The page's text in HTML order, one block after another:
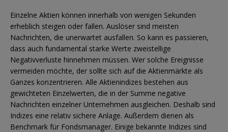
Einzelne Aktien können innerhalb von wenigen Sekunden
erheblich steigen oder fallen. Auslöser sind meisten
Nachrichten, die unerwartet ausfallen. So kann es passieren,
dass auch fundamental starke Werte zweistellige
Negativverluste hinnehmen müssen. Wer solche Ereignisse
vermeiden möchte, der sollte sich auf die Aktienmärkte als
Ganzes konzentrieren. Alle Aktienindizes bestehen aus
gewichteten Einzelwerten, die in der Summe negative
Nachrichten einzelner Unternehmen ausgleichen. Deshalb sind
Indizes eine relativ sichere Anlage. Außerdem dienen als
Benchmark für Fondsmanager. Einige bekannte Indizes sind